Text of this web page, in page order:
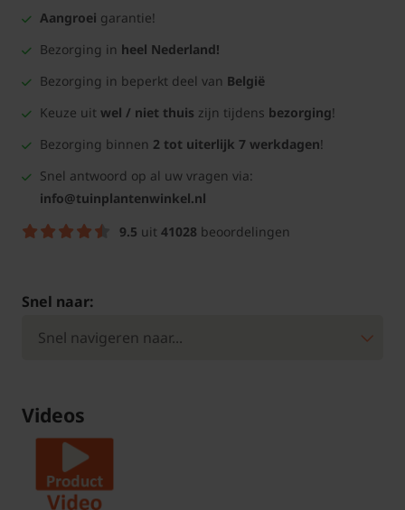
Aangroei garantie!
Bezorging in heel Nederland!
Bezorging in beperkt deel van België
Keuze uit wel / niet thuis zijn tijdens bezorging!
Bezorging binnen 2 tot uiterlijk 7 werkdagen!
Snel antwoord op al uw vragen via:
info@tuinplantenwinkel.nl
9.5 uit 41028 beoordelingen
Snel naar:
Videos